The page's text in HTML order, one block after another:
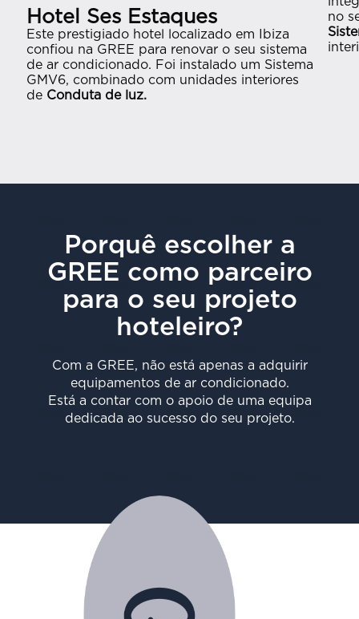
Hotel Ses Estaques
Este prestigiado hotel localizado em Ibiza
confiou na GREE para renovar o seu sistema
de ar condicionado. Foi instalado um Sistema
GMV6, combinado com unidades interiores
de Conduta de luz.
no
Porquê escolher a
GREE como parceiro
para o seu projeto
hoteleiro?
Com a GREE, não está apenas a adquirir
equipamentos de ar condicionado.
Está a contar com o apoio de uma equipa
dedicada ao sucesso do seu projeto.